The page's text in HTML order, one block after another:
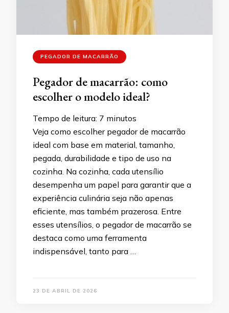
PEGADOR DE MACARRÃO
Pegador de macarrão: como
escolher o modelo ideal?
Tempo de leitura: 7 minutos
Veja como escolher pegador de macarrão
ideal com base em material, tamanho,
pegada, durabilidade e tipo de uso na
cozinha. Na cozinha, cada utensílio
desempenha um papel para garantir que a
experiência culinária seja não apenas
eficiente, mas também prazerosa. Entre
esses utensílios, o pegador de macarrão se
destaca como uma ferramenta
indispensável, tanto para …
23 DE ABRIL DE 2026